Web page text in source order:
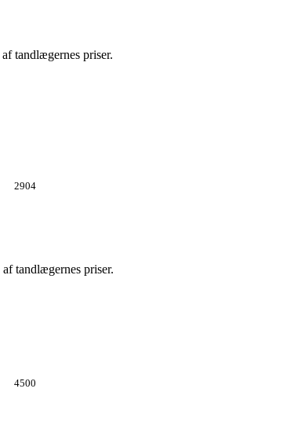
af tandlægernes priser.
2904
af tandlægernes priser.
4500